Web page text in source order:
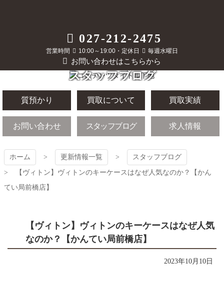
ス
ッ
質屋かんてい局
前橋店
027-212-2475
営業時間 10:00～19:00・定休日 毎週水曜日
お問い合わせはこちらから
スタッフブログ
質預かり 買取について 買取実績
お問い合わせ スタッフブログ 求人情報
ホーム 更新情報一覧 スタッフブログ
【ヴィトン】ヴィトンのキーケースはなぜ人気なのか？【かん
てい局前橋店】
【ヴィトン】ヴィトンのキーケースはなぜ人気
なのか？【かんてい局前橋店】
2023年10月10日